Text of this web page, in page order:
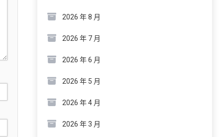
2026 年 8 月
2026 年 7 月
2026 年 6 月
2026 年 5 月
2026 年 4 月
2026 年 3 月